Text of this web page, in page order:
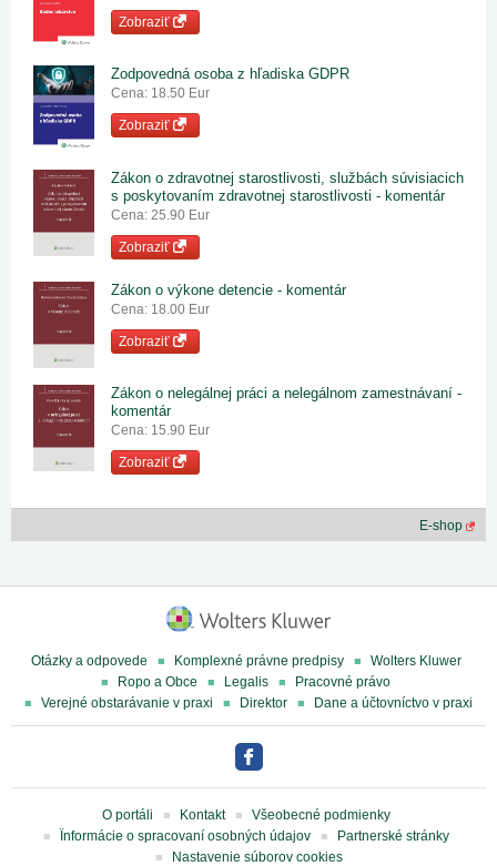
Zobraziť
Zodpovedná osoba z hľadiska GDPR
Cena: 18.50 Eur
Zobraziť
Zákon o zdravotnej starostlivosti, službách súvisiacich
s poskytovaním zdravotnej starostlivosti - komentár
Cena: 25.90 Eur
Zobraziť
Zákon o výkone detencie - komentár
Cena: 18.00 Eur
Zobraziť
Zákon o nelegálnej práci a nelegálnom zamestnávaní -
komentár
Cena: 15.90 Eur
Zobraziť
E-shop
Otázky a odpovede Komplexné právne predpisy
Wolters Kluwer
Ropo a Obce
Legalis
Pracovné právo
Verejné obstarávanie v praxi
Direktor Dane a účtovníctvo v praxi
O portáli Kontakt
Všeobecné podmienky
Ïnformácie o spracovaní osobných údajov
Partnerské stránky
Nastavenie súborov cookies